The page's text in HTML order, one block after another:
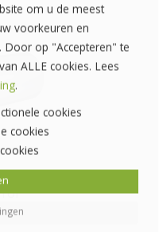
Transp 50cm
om u de meest
voorkeuren en
op "Accepteren" te
ALLE cookies. Lees
.
cookies
cookies